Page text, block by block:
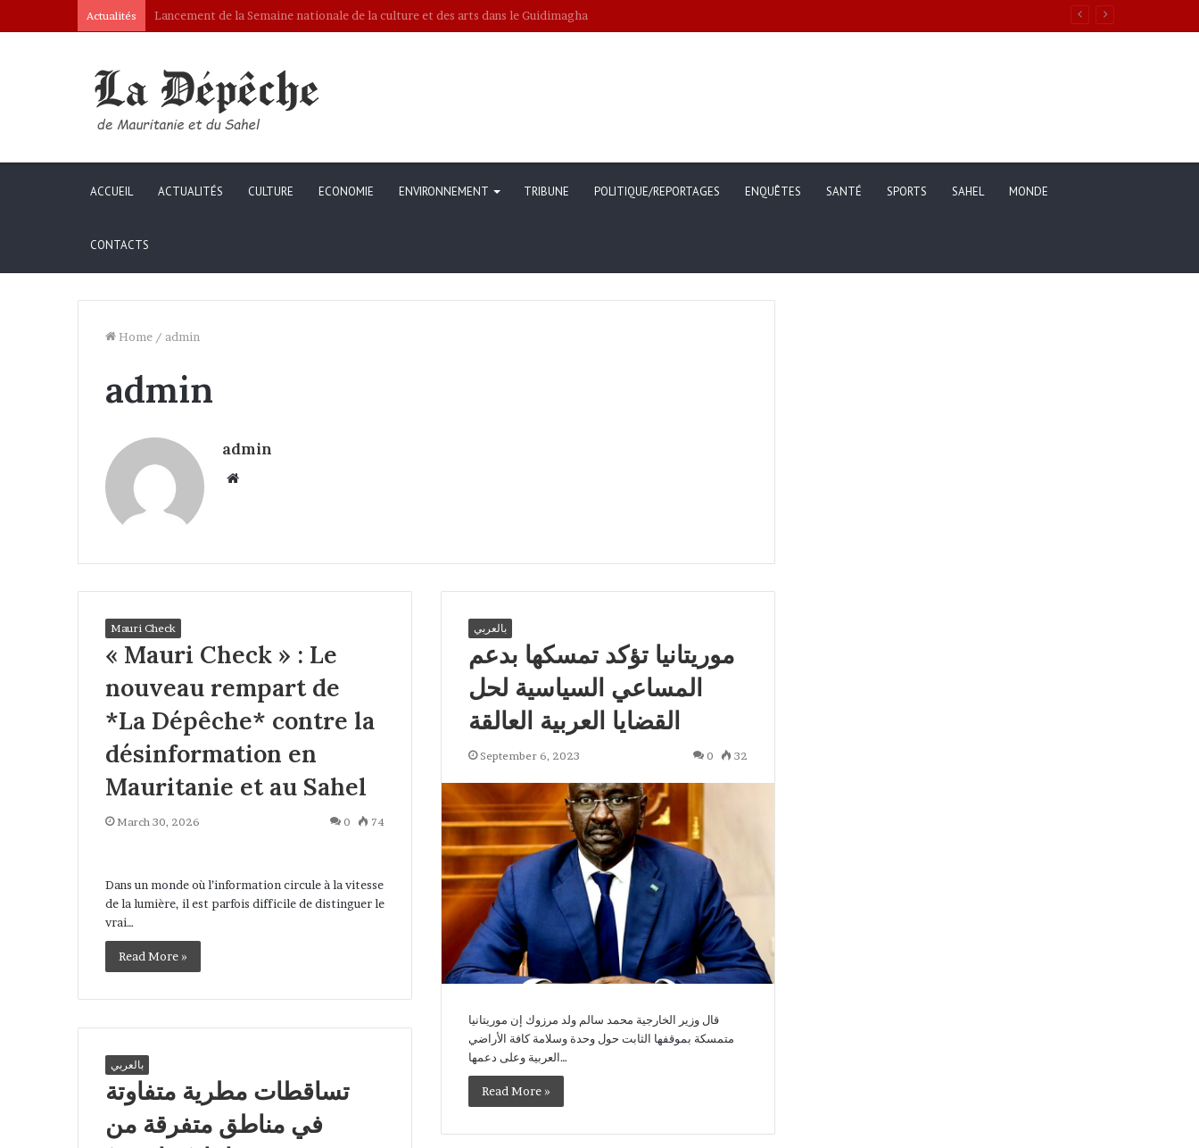
Actualités Pacte de défense commune de Djeddah : premier pas pour freiner l’expansionnisme israélien?
ACCUEIL ACTUALITÉS CULTURE ECONOMIE ENVIRONNEMENT TRIBUNE POLITIQUE/REPORTAGES ENQUÊTES SANTÉ SPORTS SAHEL MONDE
CONTACTS
Home / admin
admin
admin
Website
Mauri Check
« Mauri Check » : Le
nouveau rempart de
*La Dépêche* contre la
désinformation en
Mauritanie et au Sahel
March 30, 2026 0 74
Dans un monde où l’information circule à la vitesse
de la lumière, il est parfois difficile de distinguer le
vrai…
Read More »
بالعربي
موريتانيا تؤكد تمسكها بدعم
المساعي السياسية لحل
القضايا العربية العالقة
September 6, 2023 0 32
قال وزير الخارجية محمد سالم ولد مرزوك إن موريتانيا
متمسكة بموقفها الثابت حول وحدة وسلامة كافة الأراضي
العربية وعلى دعمها…
Read More »
بالعربي
تساقطات مطرية متفاوتة
في مناطق متفرقة من